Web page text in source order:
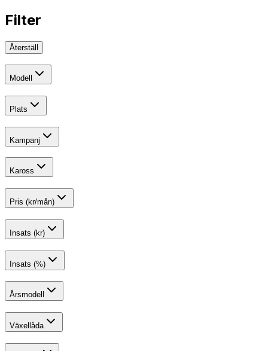
Filter
Återställ
Modell
Plats
Kampanj
Kaross
Pris (kr/mån)
Insats (kr)
Insats (%)
Årsmodell
Växellåda